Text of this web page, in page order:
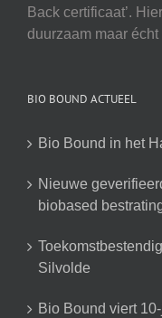
Back certificaat’.
duurzaam maar écht
BIO BOUND ACTUEEL
Bio Bound in het
Nieuwe
biobased
Silvolde
Bio Bound viert